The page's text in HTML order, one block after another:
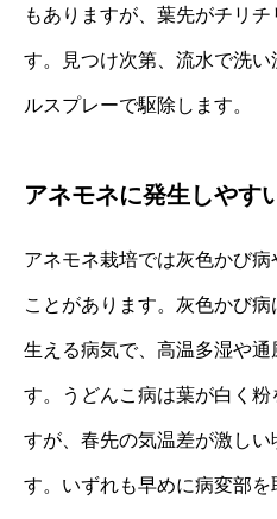
もありますが、葉先がチリ
す。見つけ次第、流水で洗
ルスプレーで駆除します。
アネモネに発生しやす
アネモネ栽培では灰色かび
ことがあります。灰色かび
生える病気で、高温多湿や
す。うどんこ病は葉が白く
すが、春先の気温差が激し
す。いずれも早めに病変部